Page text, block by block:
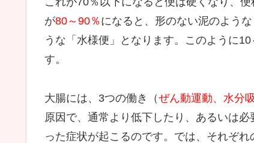
が80～90％になると、形のない泥のような
うな「水様便」となります。このように
す。
大腸には、3つの働き（ぜん動運動、水分
原因で、通常より低下したり、あるいは
った症状が起こるのです。では、それぞ